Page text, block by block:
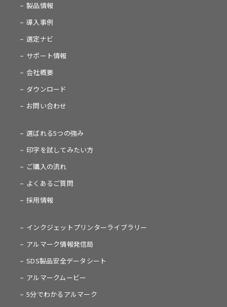
製品情報
導入事例
選定ナビ
サポート情報
会社概要
ダウンロード
お問い合わせ
選ばれる5つの強み
印字を試してみたい方
ご購入の流れ
よくあるご質問
採用情報
インクジェットプリンターライブラリー
アルマーク情報発信局
SDS製品安全データシート
アルマークムービー
5分でわかるアルマーク